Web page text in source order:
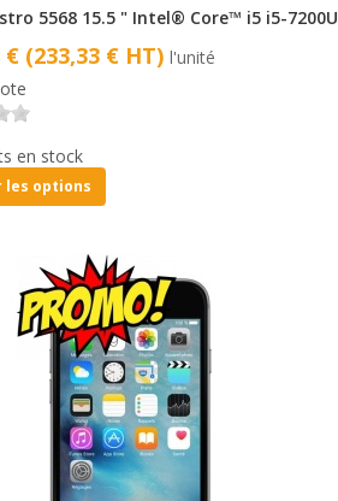
5568 15.5 " Intel® Core™ i5 i5-7200U
€ (233,33 € HT) l'unité
en stock
les options